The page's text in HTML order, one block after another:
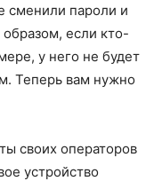
сменили пароли и
если кто-
у него не будет
Теперь вам нужно
своих операторов
устройство